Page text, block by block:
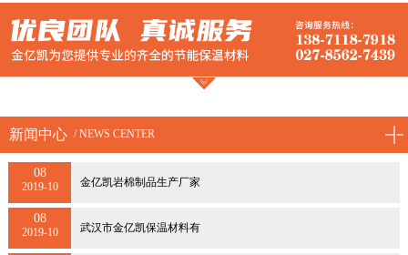
新闻中心 / NEWS CENTER
08
2019-10 金亿凯岩棉制品生产厂家
08
2019-10 武汉市金亿凯保温材料有